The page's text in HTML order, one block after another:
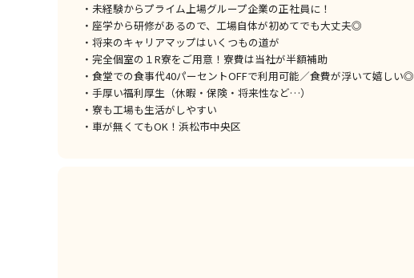
・未経験からプライム上場グループ企業の正社員に！
・座学から研修があるので、工場自体が初めてでも大丈夫◎
・将来のキャリアマップはいくつもの道が
・完全個室の１R寮をご用意！寮費は当社が半額補助
・食堂での食事代40パーセントOFFで利用可能／食費が浮いて嬉しい◎
・手厚い福利厚生（休暇・保険・将来性など…）
・寮も工場も生活がしやすい
・車が無くてもOK！浜松市中央区